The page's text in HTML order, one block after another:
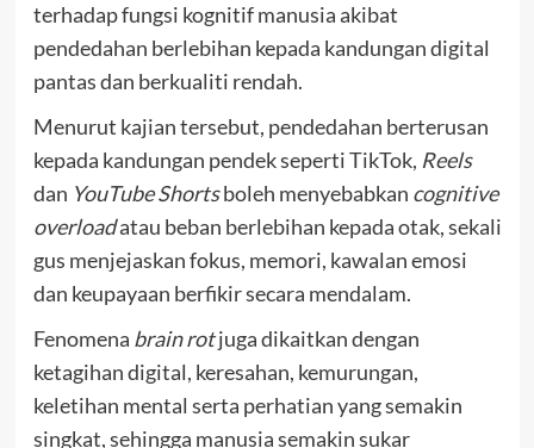
terhadap fungsi kognitif manusia akibat
pendedahan berlebihan kepada kandungan digital
pantas dan berkualiti rendah.
Menurut kajian tersebut, pendedahan berterusan
kepada kandungan pendek seperti TikTok, Reels
dan YouTube Shortsboleh menyebabkan cognitive
overloadatau beban berlebihan kepada otak, sekali
gus menjejaskan fokus, memori, kawalan emosi
dan keupayaan berfikir secara mendalam.
Fenomena brain rotjuga dikaitkan dengan
ketagihan digital, keresahan, kemurungan,
keletihan mental serta perhatian yang semakin
singkat, sehingga manusia semakin sukar